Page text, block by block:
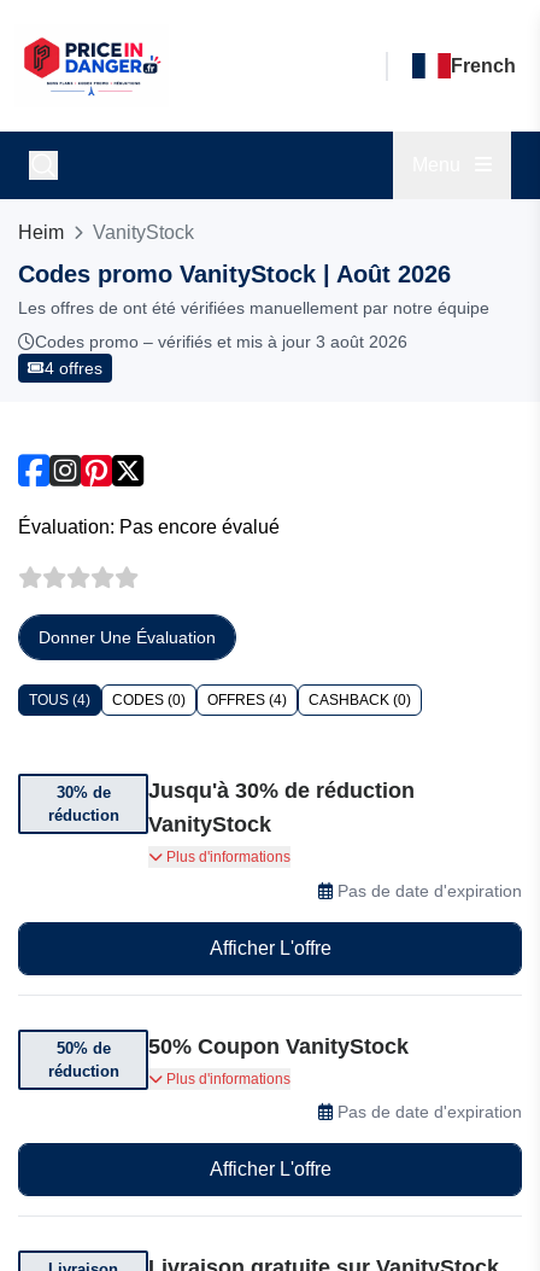
French
Heim VanityStock
Codes promo VanityStock | Août 2026
Les offres de ont été vérifiées manuellement par notre équipe
Codes promo – vérifiés et mis à jour 3 août 2026
4 offres
Évaluation: Pas encore évalué
Donner Une Évaluation
TOUS (4) CODES (0) OFFRES (4) CASHBACK (0)
30% de
réduction
Jusqu'à 30% de réduction
VanityStock
Bénéficiez de jusqu'à 30% de réduction sur les
Plus d'informations
Pas de date d'expiration
Afficher L'offre
50% de
réduction
50% Coupon VanityStock
Jusqu'à 50% de réduction sur la collection
Plus d'informations
Pas de date d'expiration
Afficher L'offre